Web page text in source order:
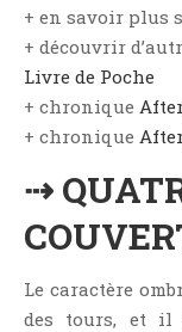
Biographie
Bit-Lit
Chick-Lit
Comédie
Concours
+ en savoir plus
+ découvrir
Livre de Poche
+ chronique
+ chronique
⇢
Le caractère
des tours, et il